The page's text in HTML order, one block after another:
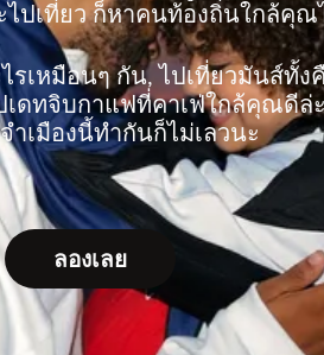
ปเที่ยว ก็หาคนท้องถิ่นใกล้คุณ
รเหมือนๆ กัน, ไปเที่ยวมันส์ทั้
ดทจิบกาแฟที่คาเฟ่ใกล้คุณดีล่ะ
เมืองนี้ทำกันก็ไม่เลวนะ
ลองเลย